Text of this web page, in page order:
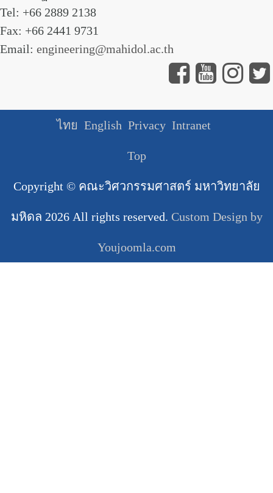
Tel: +66 2889 2138
Fax: +66 2441 9731
Email: engineering@mahidol.ac.th
ไทย English Privacy Intranet
Top
Copyright © คณะวิศวกรรมศาสตร์ มหาวิทยาลัย
มหิดล 2026 All rights reserved. Custom Design by
Youjoomla.com